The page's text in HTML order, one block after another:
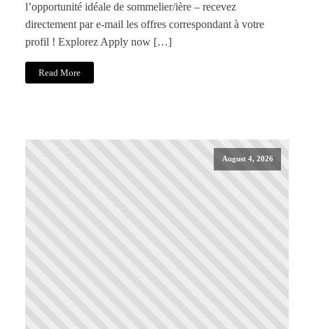
l’opportunité idéale de sommelier/ière – recevez
directement par e-mail les offres correspondant à votre
profil ! Explorez Apply now […]
Read More
August 4, 2026